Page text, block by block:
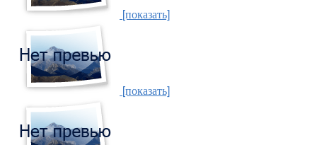
[показать]
[показать]